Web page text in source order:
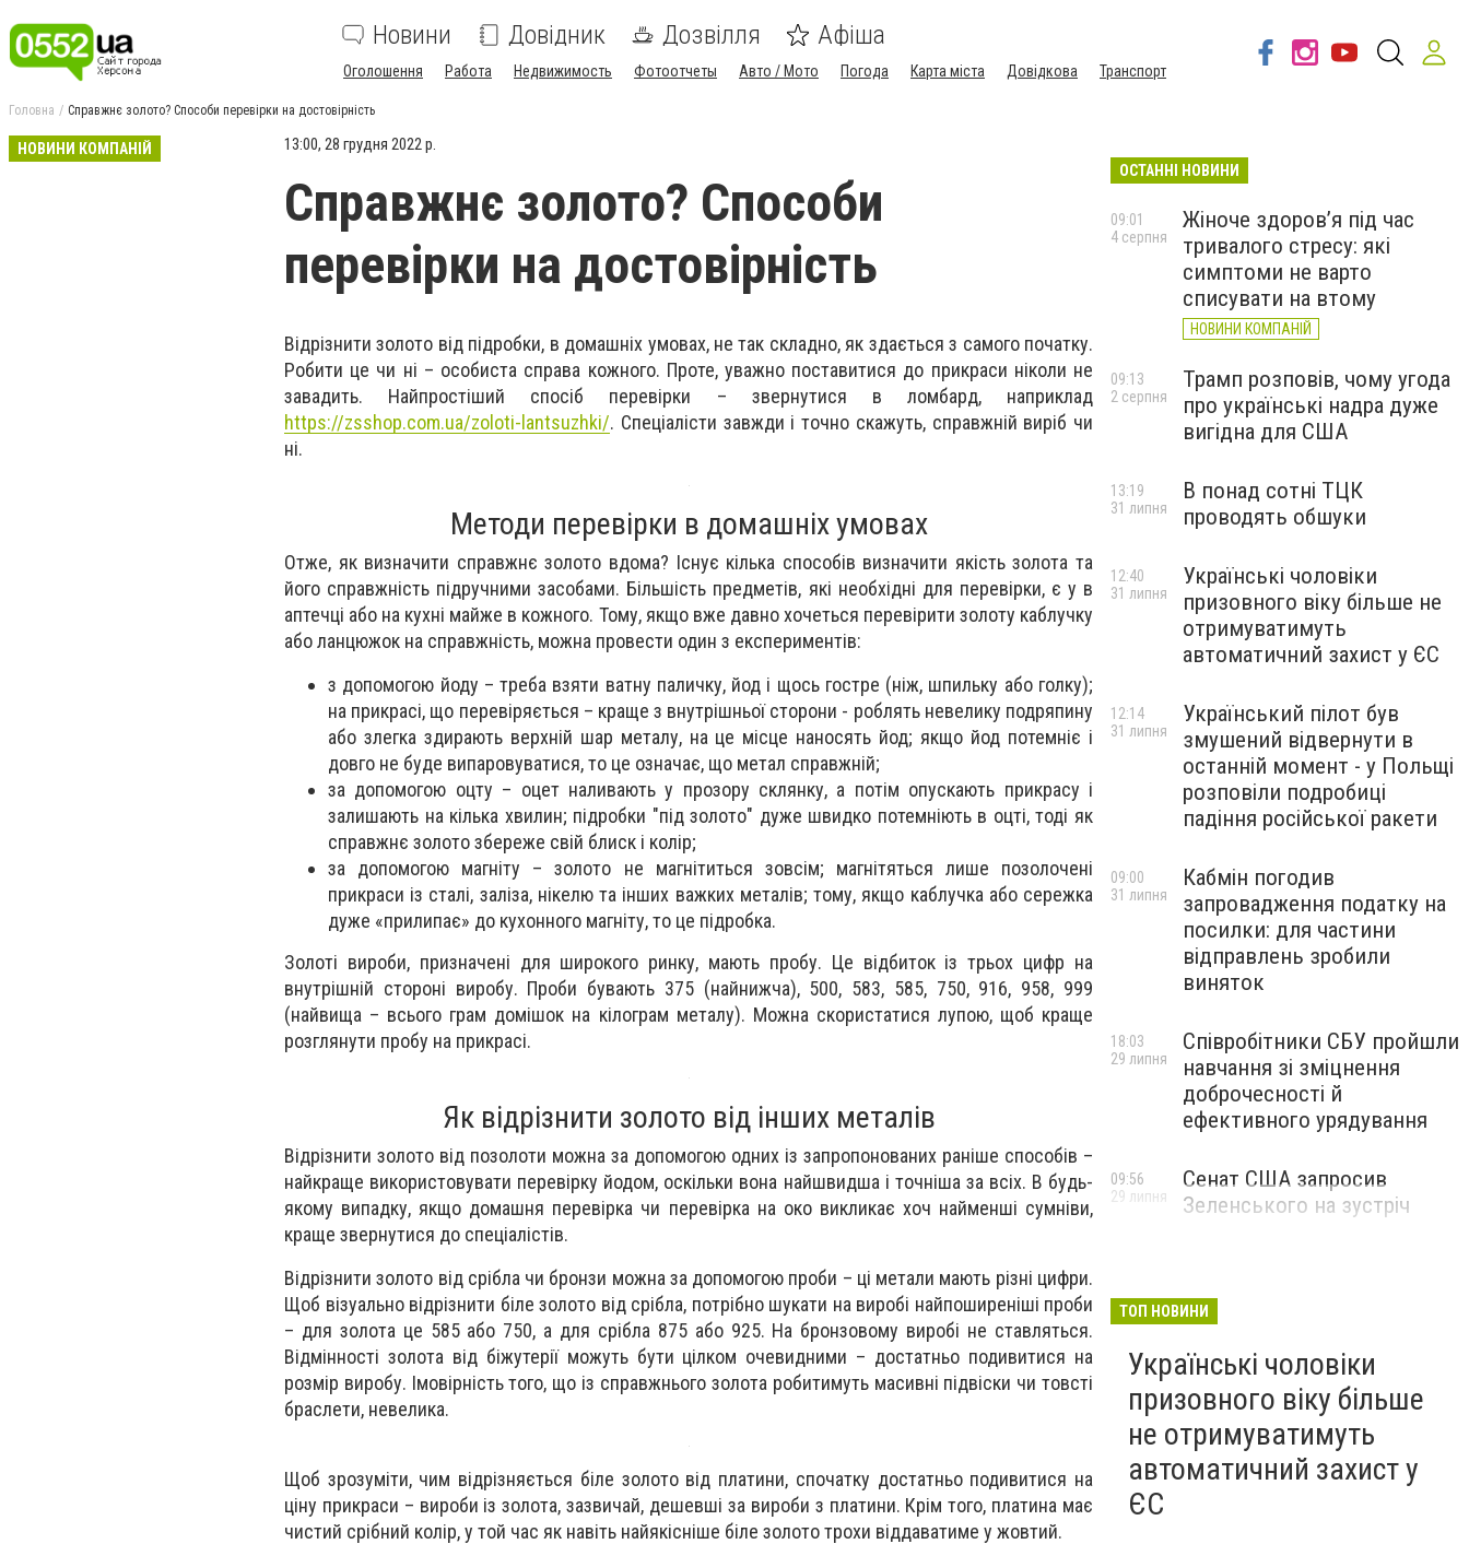
Новини Довідник Дозвілля Афіша
Оголошення Работа Недвижимость Фотоотчеты Авто / Мото Погода Карта міста Довідкова Транспорт
Головна Справжнє золото? Способи перевірки на достовірність
НОВИНИ КОМПАНІЙ 13:00, 28 грудня 2022 р.
Справжнє золото? Способи
перевірки на достовірність
Відрізнити золото від підробки, в домашніх умовах, не так складно, як здається з самого початку.
Робити це чи ні – особиста справа кожного. Проте, уважно поставитися до прикраси ніколи не
завадить. Найпростіший спосіб перевірки – звернутися в ломбард, наприклад
https://zsshop.com.ua/zoloti-lantsuzhki/. Спеціалісти завжди і точно скажуть, справжній виріб чи
ні.
Методи перевірки в домашніх умовах
Отже, як визначити справжнє золото вдома? Існує кілька способів визначити якість золота та
його справжність підручними засобами. Більшість предметів, які необхідні для перевірки, є у в
аптечці або на кухні майже в кожного. Тому, якщо вже давно хочеться перевірити золоту каблучку
або ланцюжок на справжність, можна провести один з експериментів:
з допомогою йоду – треба взяти ватну паличку, йод і щось гостре (ніж, шпильку або голку);
на прикрасі, що перевіряється – краще з внутрішньої сторони - роблять невелику подряпину
або злегка здирають верхній шар металу, на це місце наносять йод; якщо йод потемніє і
довго не буде випаровуватися, то це означає, що метал справжній;
за допомогою оцту – оцет наливають у прозору склянку, а потім опускають прикрасу і
залишають на кілька хвилин; підробки "під золото" дуже швидко потемніють в оцті, тоді як
справжнє золото збереже свій блиск і колір;
за допомогою магніту – золото не магнітиться зовсім; магнітяться лише позолочені
прикраси із сталі, заліза, нікелю та інших важких металів; тому, якщо каблучка або сережка
дуже «прилипає» до кухонного магніту, то це підробка.
Золоті вироби, призначені для широкого ринку, мають пробу. Це відбиток із трьох цифр на
внутрішній стороні виробу. Проби бувають 375 (найнижча), 500, 583, 585, 750, 916, 958, 999
(найвища – всього грам домішок на кілограм металу). Можна скористатися лупою, щоб краще
розглянути пробу на прикрасі.
Як відрізнити золото від інших металів
Відрізнити золото від позолоти можна за допомогою одних із запропонованих раніше способів –
найкраще використовувати перевірку йодом, оскільки вона найшвидша і точніша за всіх. В будь-
якому випадку, якщо домашня перевірка чи перевірка на око викликає хоч найменші сумніви,
краще звернутися до спеціалістів.
Відрізнити золото від срібла чи бронзи можна за допомогою проби – ці метали мають різні цифри.
Щоб візуально відрізнити біле золото від срібла, потрібно шукати на виробі найпоширеніші проби
– для золота це 585 або 750, а для срібла 875 або 925. На бронзовому виробі не ставляться.
Відмінності золота від біжутерії можуть бути цілком очевидними – достатньо подивитися на
розмір виробу. Імовірність того, що із справжнього золота робитимуть масивні підвіски чи товсті
браслети, невелика.
Щоб зрозуміти, чим відрізняється біле золото від платини, спочатку достатньо подивитися на
ціну прикраси – вироби із золота, зазвичай, дешевші за вироби з платини. Крім того, платина має
чистий срібний колір, у той час як навіть найякісніше біле золото трохи віддаватиме у жовтий.
ОСТАННІ НОВИНИ
Жіноче здоров’я під час
тривалого стресу: які
симптоми не варто
списувати на втому
НОВИНИ КОМПАНІЙ
09:01
4 серпня
Трамп розповів, чому угода
про українські надра дуже
вигідна для США
09:13
2 серпня
В понад сотні ТЦК
проводять обшуки
13:19
31 липня
Українські чоловіки
призовного віку більше не
отримуватимуть
автоматичний захист у ЄС
12:40
31 липня
Український пілот був
змушений відвернути в
останній момент - у Польщі
розповіли подробиці
падіння російської ракети
12:14
31 липня
Кабмін погодив
запровадження податку на
посилки: для частини
відправлень зробили
виняток
09:00
31 липня
Співробітники СБУ пройшли
навчання зі зміцнення
доброчесності й
ефективного урядування
18:03
29 липня
Сенат США запросив
Зеленського на зустріч
09:56
29 липня
ТОП НОВИНИ
Українські чоловіки
призовного віку більше
не отримуватимуть
автоматичний захист у
ЄС